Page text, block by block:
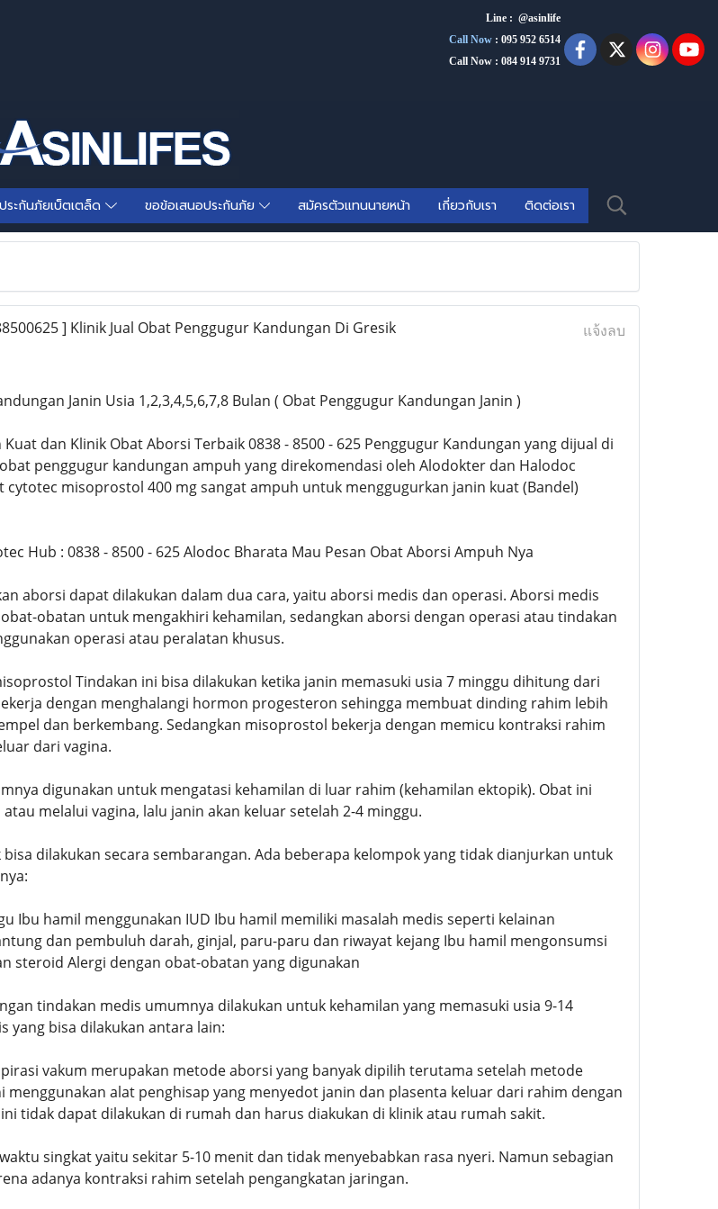
Line : @asinlife
Call Now : 095 952 6514
Call Now : 084 914 9731
ประกันภัยเบ็ตเตล็ด ขอข้อเสนอประกันภัย สมัครตัวแทนนายหน้า เกี่ยวกับเรา ติดต่อเรา
] Klinik Jual Obat Penggugur Kandungan Di Gresik
แจ้งลบ
Janin Usia 1,2,3,4,5,6,7,8 Bulan ( Obat Penggugur Kandungan Janin )
dan Klinik Obat Aborsi Terbaik 0838 - 8500 - 625 Penggugur Kandungan yang dijual di
penggugur kandungan ampuh yang direkomendasi oleh Alodokter dan Halodoc
misoprostol 400 mg sangat ampuh untuk menggugurkan janin kuat (Bandel)
Hub : 0838 - 8500 - 625 Alodoc Bharata Mau Pesan Obat Aborsi Ampuh Nya
aborsi dapat dilakukan dalam dua cara, yaitu aborsi medis dan operasi. Aborsi medis
obatan untuk mengakhiri kehamilan, sedangkan aborsi dengan operasi atau tindakan
operasi atau peralatan khusus.
Tindakan ini bisa dilakukan ketika janin memasuki usia 7 minggu dihitung dari
dengan menghalangi hormon progesteron sehingga membuat dinding rahim lebih
dan berkembang. Sedangkan misoprostol bekerja dengan memicu kontraksi rahim
dari vagina.
digunakan untuk mengatasi kehamilan di luar rahim (kehamilan ektopik). Obat ini
melalui vagina, lalu janin akan keluar setelah 2-4 minggu.
dilakukan secara sembarangan. Ada beberapa kelompok yang tidak dianjurkan untuk
Ibu hamil menggunakan IUD Ibu hamil memiliki masalah medis seperti kelainan
dan pembuluh darah, ginjal, paru-paru dan riwayat kejang Ibu hamil mengonsumsi
steroid Alergi dengan obat-obatan yang digunakan
tindakan medis umumnya dilakukan untuk kehamilan yang memasuki usia 9-14
yang bisa dilakukan antara lain:
vakum merupakan metode aborsi yang banyak dipilih terutama setelah metode
menggunakan alat penghisap yang menyedot janin dan plasenta keluar dari rahim dengan
tidak dapat dilakukan di rumah dan harus diakukan di klinik atau rumah sakit.
singkat yaitu sekitar 5-10 menit dan tidak menyebabkan rasa nyeri. Namun sebagian
adanya kontraksi rahim setelah pengangkatan jaringan.